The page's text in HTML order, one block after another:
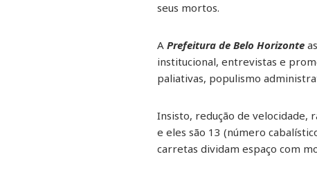
seus mortos.
APrefeitura de Belo Horizonte
institucional, entrevistas e
paliativas, populismo
Insisto, redução de velocidade,
e eles são 13 (número
carretas dividam espaço com